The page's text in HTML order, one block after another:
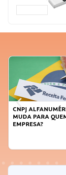
CNPJ
MUDA PARA
EMPRESA?